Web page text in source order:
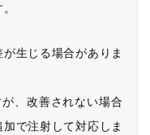
生じる場合がありま
、改善されない場合
で注射して対応しま